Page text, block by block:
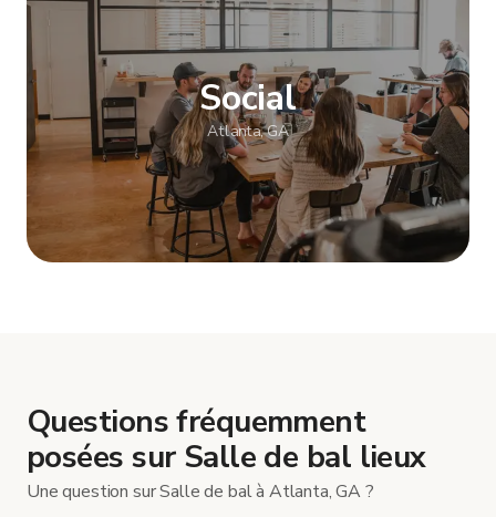
Social
Atlanta, GA
Questions fréquemment
posées sur Salle de bal lieux
Une question sur Salle de bal à Atlanta, GA ?